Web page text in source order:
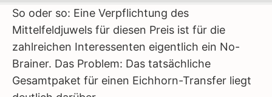
So oder so: Eine Verpflichtung des
Mittelfeldjuwels für diesen Preis ist für die
zahlreichen Interessenten eigentlich ein No-
Brainer. Das Problem: Das tatsächliche
Gesamtpaket für einen Eichhorn-Transfer liegt